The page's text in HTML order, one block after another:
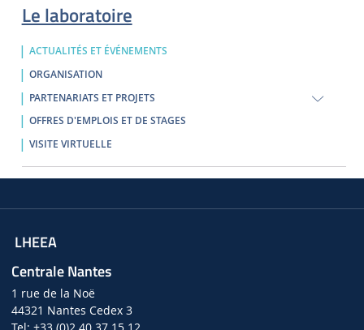
Le laboratoire
ACTUALITÉS ET ÉVÉNEMENTS
ORGANISATION
PARTENARIATS ET PROJETS
OFFRES D'EMPLOIS ET DE STAGES
VISITE VIRTUELLE
LHEEA
Centrale Nantes
1 rue de la Noë
44321 Nantes Cedex 3